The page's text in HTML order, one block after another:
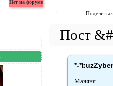
*-
Маняня